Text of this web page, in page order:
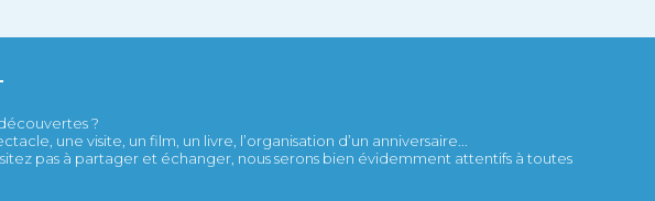
?
une visite, un film, un livre, l’organisation d’un anniversaire...
pas à partager et échanger, nous serons bien évidemment attentifs à toutes